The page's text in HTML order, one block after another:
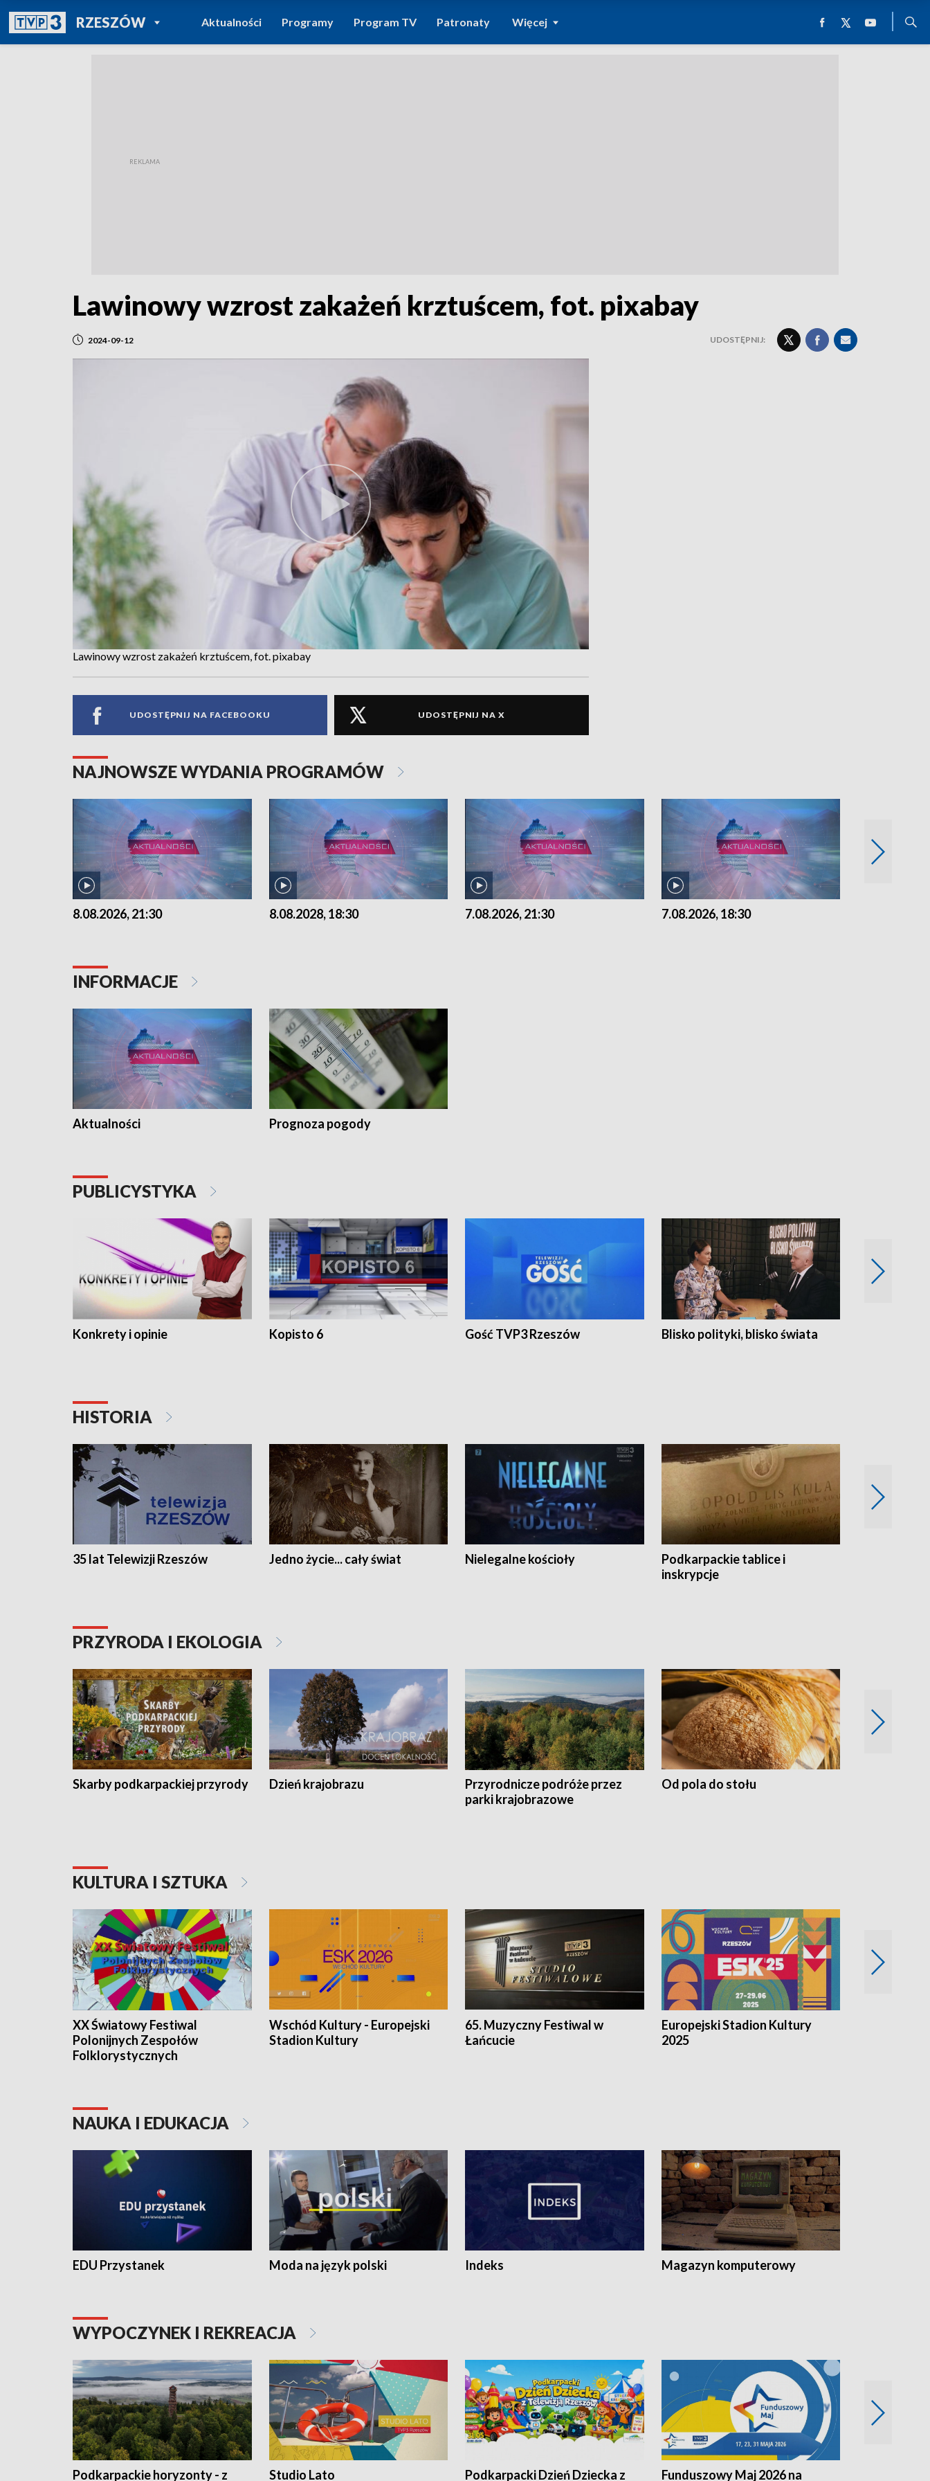
RZESZÓWPOWRÓT DO
TVP REGIONY
Aktualności Programy Program TV Patronaty Więcej
Lawinowy wzrost zakażeń krztuścem, fot. pixabay
2024-09-12 UDOSTĘPNIJ:
Lawinowy wzrost zakażeń krztuścem, fot. pixabay
UDOSTĘPNIJ NA FACEBOOKU UDOSTĘPNIJ NA X
NAJNOWSZE WYDANIA PROGRAMÓW
8.08.2026, 21:30 8.08.2028, 18:30 7.08.2026, 21:30 7.08.2026, 18:30
INFORMACJE
Aktualności Prognoza pogody
PUBLICYSTYKA
Konkrety i opinie Kopisto 6 Gość TVP3 Rzeszów Blisko polityki, blisko świata
HISTORIA
35 lat Telewizji Rzeszów Jedno życie... cały świat Nielegalne kościoły
Podkarpackie tablice i
inskrypcje
PRZYRODA I EKOLOGIA
Skarby podkarpackiej przyrody Dzień krajobrazu
Przyrodnicze podróże przez
parki krajobrazowe
Od pola do stołu
KULTURA I SZTUKA
XX Światowy Festiwal
Polonijnych Zespołów
Folklorystycznych
Wschód Kultury - Europejski
Stadion Kultury
65. Muzyczny Festiwal w
Łańcucie
Europejski Stadion Kultury
2025
NAUKA I EDUKACJA
EDU Przystanek Moda na język polski Indeks Magazyn komputerowy
WYPOCZYNEK I REKREACJA
Podkarpackie horyzonty - z Studio Lato Podkarpacki Dzień Dziecka z Funduszowy Maj 2026 na